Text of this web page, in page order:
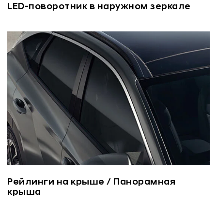
LED-поворотник в наружном зеркале
Рейлинги на крыше / Панорамная
крыша